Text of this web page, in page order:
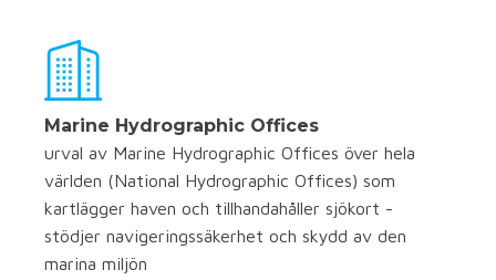
Marine Hydrographic Offices
urval av Marine Hydrographic Offices över hela
världen (National Hydrographic Offices) som
kartlägger haven och tillhandahåller sjökort -
stödjer navigeringssäkerhet och skydd av den
marina miljön